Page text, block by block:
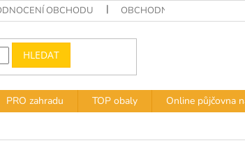
OBCHODU OBCHODNÍ PODMÍNKY
HLEDAT
PRO zahradu TOP obaly Online půjčovna